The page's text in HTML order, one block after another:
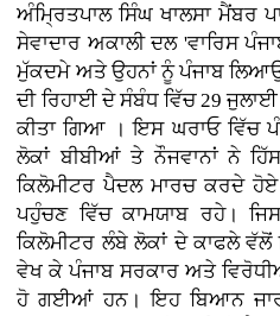
ਅੰਮ੍ਰਿਤਪਾਲ ਸਿੰਘ ਖਾਲਸਾ ਮੈਂਬਰ
ਸੇਵਾਦਾਰ ਅਕਾਲੀ ਦਲ 'ਵਾਰਿਸ
ਮੁੱਕਦਮੇ ਅਤੇ ਉਹਨਾਂ ਨੂੰ ਪੰਜਾਬ
ਦੀ ਰਿਹਾਈ ਦੇ ਸੰਬੰਧ ਵਿੱਚ 29
ਕੀਤਾ ਗਿਆ । ਇਸ ਘਰਾਓ ਵਿੱਚ
ਲੋਕਾਂ ਬੀਬੀਆਂ ਤੇ ਨੌਜਵਾਨਾਂ ਨੇ
ਕਿਲੋਮੀਟਰ ਪੈਦਲ ਮਾਰਚ ਕਰਦੇ
ਪਹੁੰਚਣ ਵਿੱਚ ਕਾਮਯਾਬ ਰਹੇ।
ਕਿਲੋਮੀਟਰ ਲੰਬੇ ਲੋਕਾਂ ਦੇ ਕਾਫਲੇ
ਵੇਖ ਕੇ ਪੰਜਾਬ ਸਰਕਾਰ ਅਤੇ
ਹੋ ਗਈਆਂ ਹਨ। ਇਹ ਬਿਆਨ